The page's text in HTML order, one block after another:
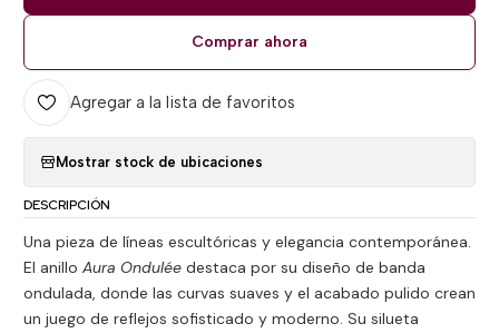
Comprar ahora
Agregar a la lista de favoritos
Mostrar stock de ubicaciones
DESCRIPCIÓN
Una pieza de líneas escultóricas y elegancia contemporánea.
El anillo Aura Ondulée destaca por su diseño de banda
ondulada, donde las curvas suaves y el acabado pulido crean
un juego de reflejos sofisticado y moderno. Su silueta